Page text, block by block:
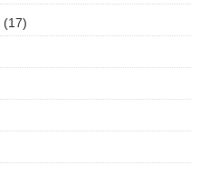
(17)